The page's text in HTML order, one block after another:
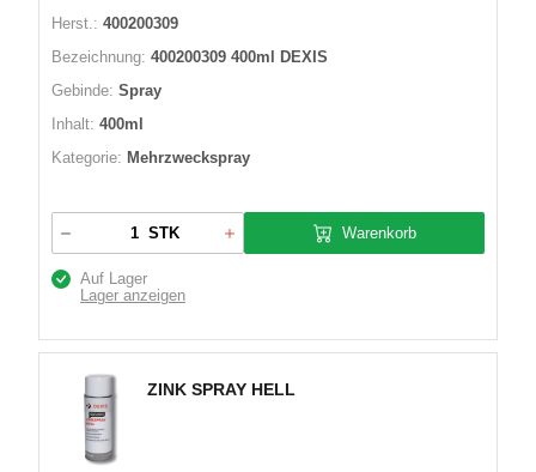
Herst.: 400200309
Bezeichnung: 400200309 400ml DEXIS
Gebinde: Spray
Inhalt: 400ml
Kategorie: Mehrzweckspray
STK Warenkorb
Auf Lager
Lager anzeigen
ZINK SPRAY HELL